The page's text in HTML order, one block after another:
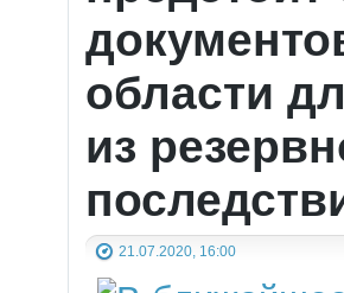
области
из
21.07.2020, 16:00